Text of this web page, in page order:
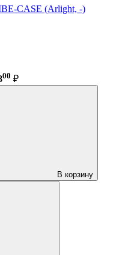
CASE (Arlight, -)
00 ₽
В корзину